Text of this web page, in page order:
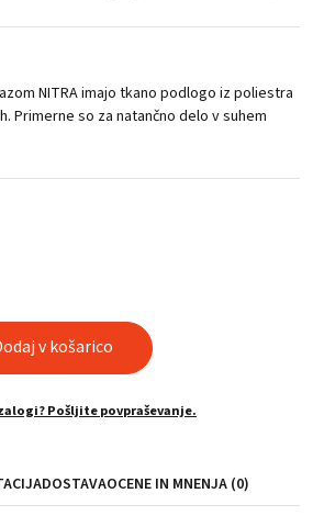
NITRA imajo tkano podlogo iz poliestra
Primerne so za natančno delo v suhem
v košarico
Pošljite povpraševanje.
DOSTAVAOCENE IN MNENJA (0)